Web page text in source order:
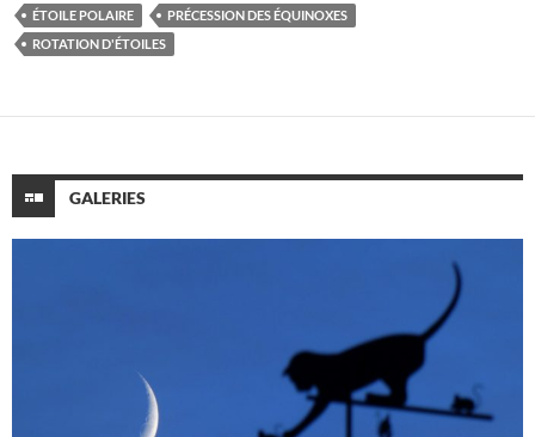
ÉTOILE POLAIRE
PRÉCESSION DES ÉQUINOXES
ROTATION D'ÉTOILES
GALERIES